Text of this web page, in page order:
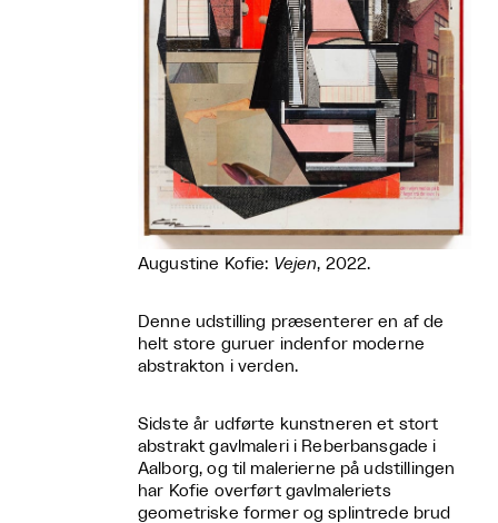
Augustine Kofie: Vejen, 2022.
Denne udstilling præsenterer en af de
helt store guruer indenfor moderne
abstrakton i verden.
Sidste år udførte kunstneren et stort
abstrakt gavlmaleri i Reberbansgade i
Aalborg, og til malerierne på udstillingen
har Kofie overført gavlmaleriets
geometriske former og splintrede brud